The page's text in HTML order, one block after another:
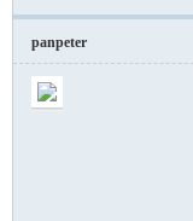
panpeter